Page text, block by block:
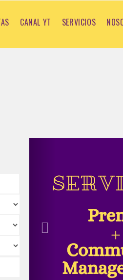
CANAL YT SERVICIOS